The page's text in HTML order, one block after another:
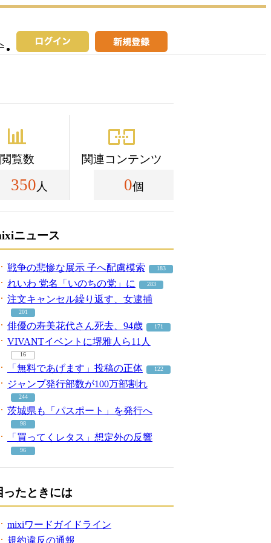
閲覧数
350 人
関連コンテンツ
0個
ニュース
戦争の悲惨な展示 子へ配慮模索 183
れいわ 党名「いのちの党」に 283
注文キャンセル繰り返す、女逮捕
201
俳優の寿美花代さん死去、94歳 171
VIVANTイベントに堺雅人ら11人
16
「無料であげます」投稿の正体 122
ジャンプ発行部数が100万部割れ
244
茨城県も「パスポート」を発行へ
98
「買ってくレタス」想定外の反響
96
ったときには
mixiワードガイドライン
規約違反の通報